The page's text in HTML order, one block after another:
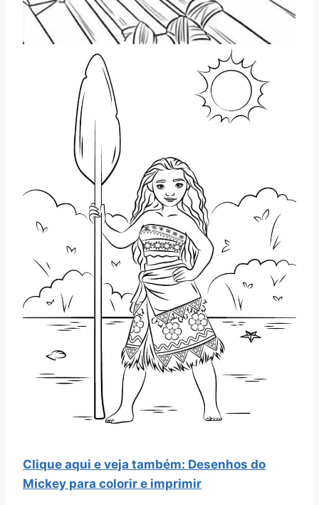
Clique aqui e veja também: Desenhos do
Mickey para colorir e imprimir